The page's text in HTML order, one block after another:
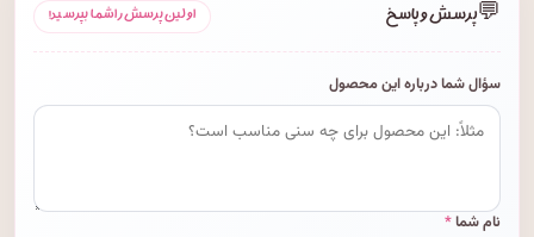
💬پرسش و پاسخ اولین پرسش را شما بپرسید!
سؤال شما درباره این محصول
نام شما*